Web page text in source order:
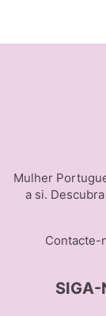
Mulher
a si.
Contacte-
SIGA-